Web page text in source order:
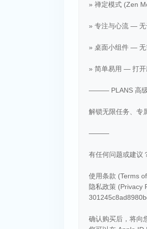
» 禅定模式 (Zen
» 专注与心流 — 无
» 桌面小组件 — 无
» 简单易用 — 打开
——— PLANS 高
解锁无限任务、专
———
有任何问题或建议
使用条款 (Terms
隐私政策 (Privacy
确认购买后，将向